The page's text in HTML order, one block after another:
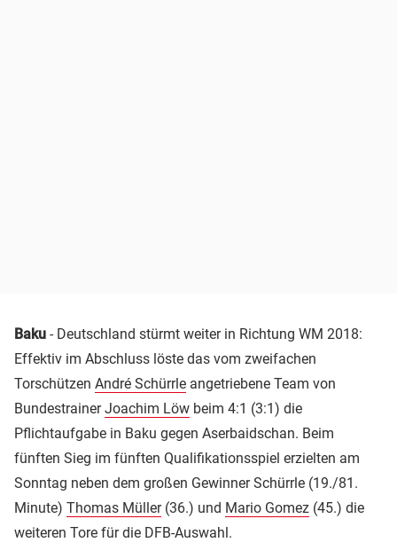
Baku - Deutschland stürmt weiter in Richtung WM 2018:
Effektiv im Abschluss löste das vom zweifachen
Torschützen André Schürrle angetriebene Team von
BundestrainerJoachim Löw beim 4:1 (3:1) die
Pflichtaufgabe in Baku gegen Aserbaidschan. Beim
fünften Sieg im fünften Qualifikationsspiel erzielten am
Sonntag neben dem großen Gewinner Schürrle (19./81.
Minute) Thomas Müller(36.) und Mario Gomez (45.) die
weiteren Tore für die DFB-Auswahl.